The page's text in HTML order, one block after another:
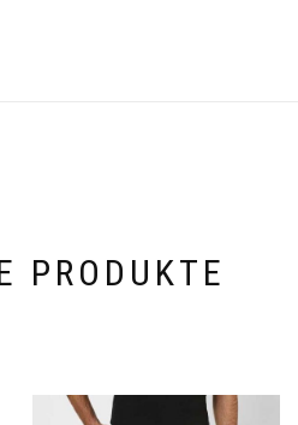
PRODUKTE